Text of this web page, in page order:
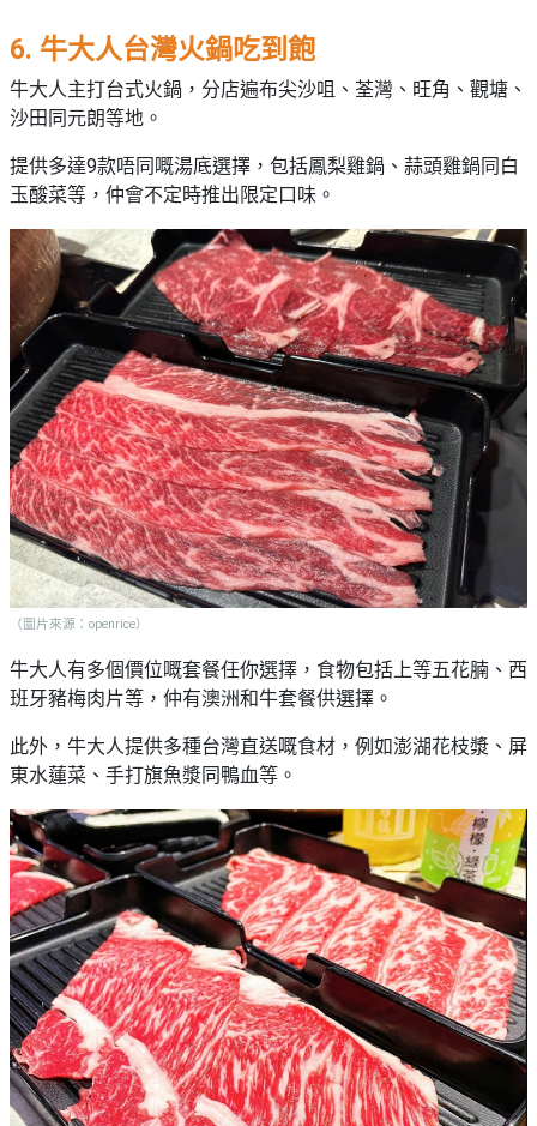
6. 牛大人台灣火鍋吃到飽
牛大人主打台式火鍋，分店遍布尖沙咀、荃灣、旺角、觀塘、
沙田同元朗等地。
提供多達9款唔同嘅湯底選擇，包括鳳梨雞鍋、蒜頭雞鍋同白
玉酸菜等，仲會不定時推出限定口味。
（圖片來源：openrice）
牛大人有多個價位嘅套餐任你選擇，食物包括上等五花腩、西
班牙豬梅肉片等，仲有澳洲和牛套餐供選擇。
此外，牛大人提供多種台灣直送嘅食材，例如澎湖花枝漿、屏
東水蓮菜、手打旗魚漿同鴨血等。